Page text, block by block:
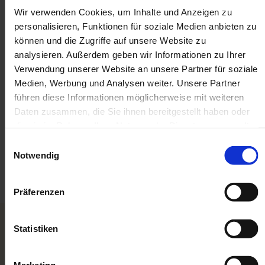
Wir verwenden Cookies, um Inhalte und Anzeigen zu
personalisieren, Funktionen für soziale Medien anbieten zu
können und die Zugriffe auf unsere Website zu
analysieren. Außerdem geben wir Informationen zu Ihrer
Verwendung unserer Website an unsere Partner für soziale
Medien, Werbung und Analysen weiter. Unsere Partner
führen diese Informationen möglicherweise mit weiteren
Daten zusammen, die Sie ihnen bereitgestellt haben oder
Sie unsere Webseite weiterhin nutzen.
Notwendig
Präferenzen
Statistiken
Dabei ist es nicht relevant, ob diese aus einem
Nachlass, einer Geschäftsauflösung oder aus
privatem Besitz stammen. Wir kaufen
regelmäßig Modellbahnen und Zubehör zum
guten Preis. Wenn Sie eine Modellbahn
Sammlung oder Einzelstücke geerbt haben,